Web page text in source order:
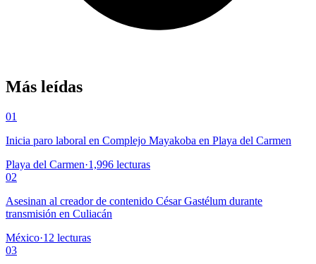
Más leídas
01
Inicia paro laboral en Complejo Mayakoba en Playa del Carmen
Playa del Carmen·1,996 lecturas
02
Asesinan al creador de contenido César Gastélum durante
transmisión en Culiacán
México·12 lecturas
03